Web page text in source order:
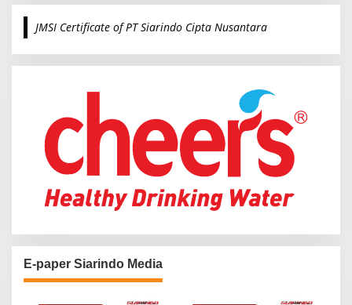
c
o
JMSI Certificate of PT Siarindo Cipta Nusantara
E-paper Siarindo Media